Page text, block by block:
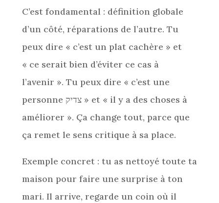
C’est fondamental : définition globale
d’un côté, réparations de l’autre. Tu
peux dire « c’est un plat cachère » et
« ce serait bien d’éviter ce cas à
l’avenir ». Tu peux dire « c’est une
personne צדיק » et « il y a des choses à
améliorer ». Ça change tout, parce que
ça remet le sens critique à sa place.
Exemple concret : tu as nettoyé toute ta
maison pour faire une surprise à ton
mari. Il arrive, regarde un coin où il